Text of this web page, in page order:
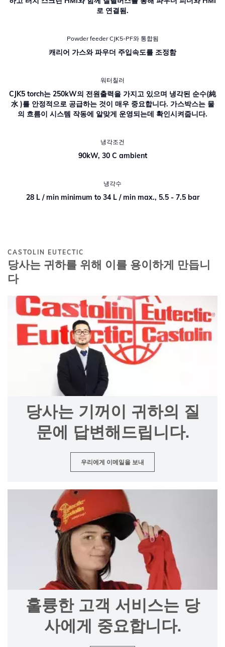
로 연결됨.
Powder feeder CJK5-PF와 통합됨
캐리어 가스와 파우더 주입속도를 조정함
워터칠러
CJK5 torch는 250kW의 전원출력을 가지고 있으며 냉각된 순수(純
水 )를 안정적으로 공급하는 것이 매우 중요합니다. 가스박스는 물
의 흐름이 시스템 작동에 알맞게 운영되는데 확인시켜줍니다.
냉각조건
90kW, 30 C ambient
냉각수
28 L / min minimum to 34 L / min max., 5.5 - 7.5 bar
CASTOLIN EUTECTIC
당사는 귀하를 위해 이를 용이하게 만듭니
다
당사는 기꺼이 귀하의 질
문에 답변해드립니다.
우리에게 이메일을 보내
훌륭한 고객 서비스는 당
사에게 중요합니다.